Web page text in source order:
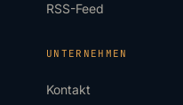
RSS-Feed
UNTERNEHMEN
Kontakt